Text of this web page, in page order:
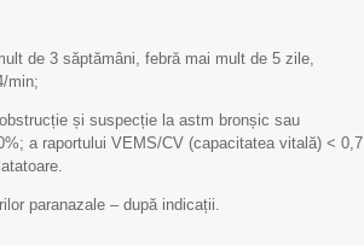
de 3 săptămâni, febră mai mult de 5 zile,
min;
și suspecție la astm bronșic sau
a raportului VEMS/CV (capacitatea vitală) < 0,7
paranazale – după indicații.